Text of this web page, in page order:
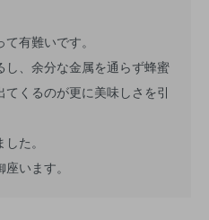
有難いです。
、余分な金属を通らず蜂蜜
くるのが更に美味しさを引
た。
います。